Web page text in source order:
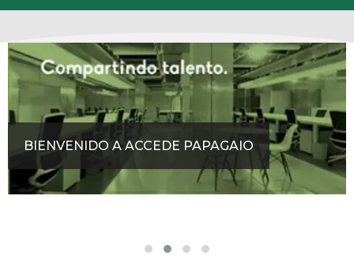
BIENVENIDO A ACCEDE PAPAGAIO